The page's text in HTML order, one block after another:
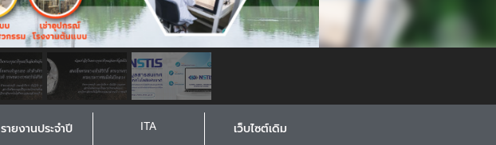
รายงานประจำปี ITA เว็บไซต์เดิม